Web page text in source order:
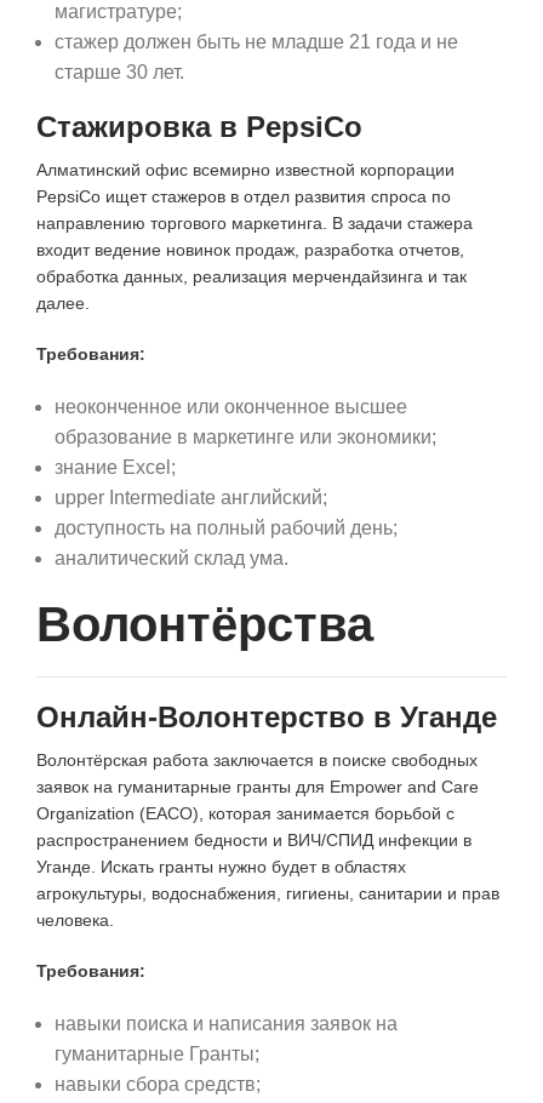
магистратуре;
стажер должен быть не младше 21 года и не
старше 30 лет.
Стажировка в PepsiCo
Алматинский офис всемирно известной корпорации
PepsiCo ищет стажеров в отдел развития спроса по
направлению торгового маркетинга. В задачи стажера
входит ведение новинок продаж, разработка отчетов,
обработка данных, реализация мерчендайзинга и так
далее.
Требования:
неоконченное или оконченное высшее
образование в маркетинге или экономики;
знание Excel;
upper Intermediate английский;
доступность на полный рабочий день;
аналитический склад ума.
Волонтёрства
Онлайн-Волонтерство в Уганде
Волонтёрская работа заключается в поиске свободных
заявок на гуманитарные гранты для Empower and Care
Organization (ЕАСО), которая занимается борьбой с
распространением бедности и ВИЧ/СПИД инфекции в
Уганде. Искать гранты нужно будет в областях
агрокультуры, водоснабжения, гигиены, санитарии и прав
человека.
Требования:
навыки поиска и написания заявок на
гуманитарные Гранты;
навыки сбора средств;